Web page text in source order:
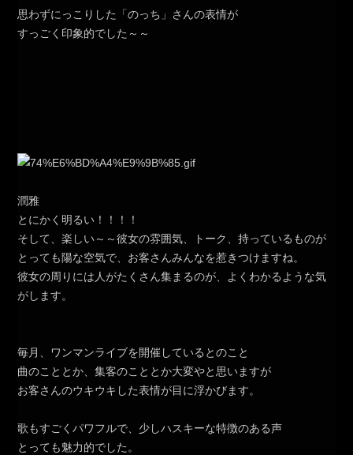
思わずにっこりした「のっち」さんの表情が
すっごく印象的でした～～
潤雅
とにかく明るい！！！！
そして、楽しい～～彼女の雰囲気、トーク、持っているものが
とっても陽な空気で、お客さんみんなを惹きつけますね。
彼女の周りには人がたくさん集まるのが、よくわかるような気
がします。
毎月、ワンマンライブを開催しているとのこと
曲のこととか、集客のこととか大変やと思いますが
お客さんのウキウキした表情が目に浮かびます。
歌もすごくパワフルで、少しハスキーな特徴のある声
とっても魅力的でした。